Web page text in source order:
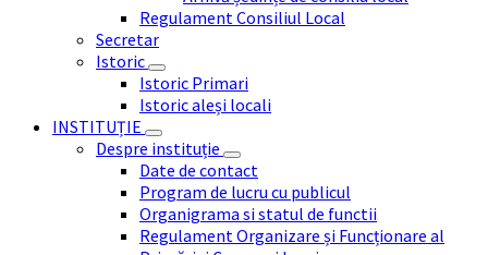
Regulament Consiliul Local
Secretar
Istoric
Istoric Primari
Istoric aleși locali
INSTITUȚIE
Despre instituție
Date de contact
Program de lucru cu publicul
Organigrama si statul de functii
Regulament Organizare și Funcționare al